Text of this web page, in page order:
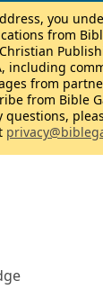
you
from
including
from
from Bible
questions,